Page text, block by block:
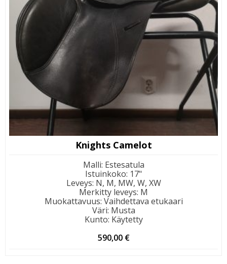
Knights Camelot
Malli: Estesatula
Istuinkoko: 17"
Leveys: N, M, MW, W, XW
Merkitty leveys: M
Muokattavuus: Vaihdettava etukaari
Väri: Musta
Kunto: Käytetty
590,00 €